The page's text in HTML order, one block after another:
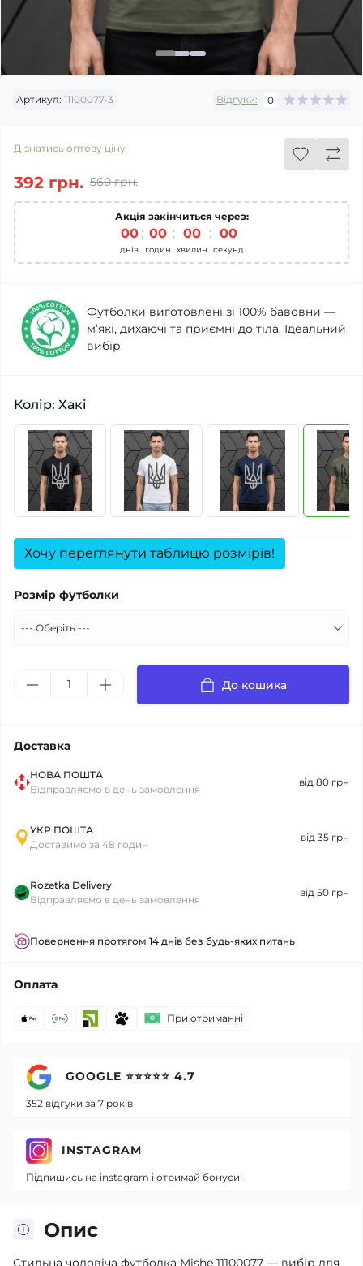
Артикул: 11100077-3 Відгуки: 0
Дізнатись оптову ціну
560 грн.
392 грн.
Акція закінчиться через:
00
днів
: 00
годин
: 00
хвилин
: 00
секунд
Футболки виготовлені зі 100% бавовни —
м’які, дихаючі та приємні до тіла. Ідеальний
вибір.
Колір: Хакі
Хочу переглянути таблицю розмірів!
Розмір футболки
До кошика
Доставка
НОВА ПОШТА
Відправляємо в день замовлення
від 80 грн
УКР ПОШТА
Доставимо за 48 годин
від 35 грн
Rozetka Delivery
Відправляємо в день замовлення
від 50 грн
Повернення протягом 14 днів без будь-яких питань
Оплата
При отриманні
Опис
Стильна чоловіча футболка Mishe 11100077 — вибір для
GOOGLE ⭐⭐⭐⭐⭐ 4.7
352 відгуки за 7 років
INSTAGRAM
Підпишись на instagram і отримай бонуси!